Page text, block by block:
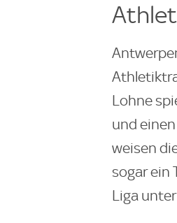
Lohne
und
weisen
sogar ein
Liga